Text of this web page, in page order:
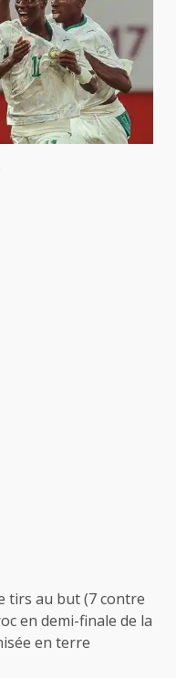
tirs au but (7 contre
en demi-finale de la
en terre